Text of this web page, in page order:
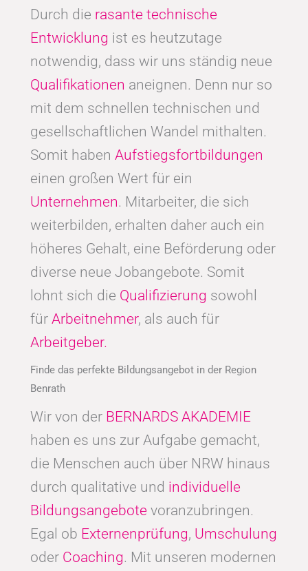
Durch die rasante technische
Entwicklung ist es heutzutage
notwendig, dass wir uns ständig neue
Qualifikationen aneignen. Denn nur so
mit dem schnellen technischen und
gesellschaftlichen Wandel mithalten.
Somit haben Aufstiegsfortbildungen
einen großen Wert für ein
Unternehmen. Mitarbeiter, die sich
weiterbilden, erhalten daher auch ein
höheres Gehalt, eine Beförderung oder
diverse neue Jobangebote. Somit
lohnt sich die Qualifizierung sowohl
für Arbeitnehmer, als auch für
Arbeitgeber.
Finde das perfekte Bildungsangebot in der Region
Benrath
Wir von der BERNARDS AKADEMIE
haben es uns zur Aufgabe gemacht,
die Menschen auch über NRW hinaus
durch qualitative und individuelle
Bildungsangebote voranzubringen.
Egal ob Externenprüfung, Umschulung
oder Coaching. Mit unseren modernen